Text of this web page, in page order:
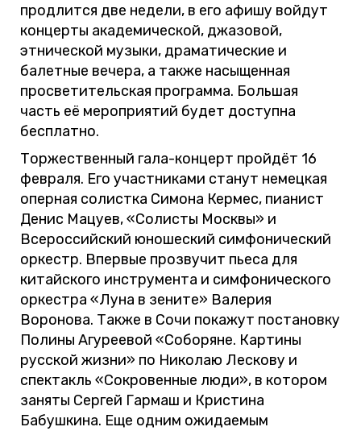
продлится две недели, в его афишу войдут
концерты академической, джазовой,
этнической музыки, драматические и
балетные вечера, а также насыщенная
просветительская программа. Большая
часть её мероприятий будет доступна
бесплатно.
Торжественный гала-концерт пройдёт 16
февраля. Его участниками станут немецкая
оперная солистка Симона Кермес, пианист
Денис Мацуев, «Солисты Москвы» и
Всероссийский юношеский симфонический
оркестр. Впервые прозвучит пьеса для
китайского инструмента и симфонического
оркестра «Луна в зените» Валерия
Воронова. Также в Сочи покажут постановку
Полины Агуреевой «Соборяне. Картины
русской жизни» по Николаю Лескову и
спектакль «Сокровенные люди», в котором
заняты Сергей Гармаш и Кристина
Бабушкина. Еще одним ожидаемым